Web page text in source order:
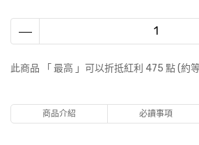
此商品 「 最高 」可以折抵紅利 475 點 (約
商品介紹 必讀事項